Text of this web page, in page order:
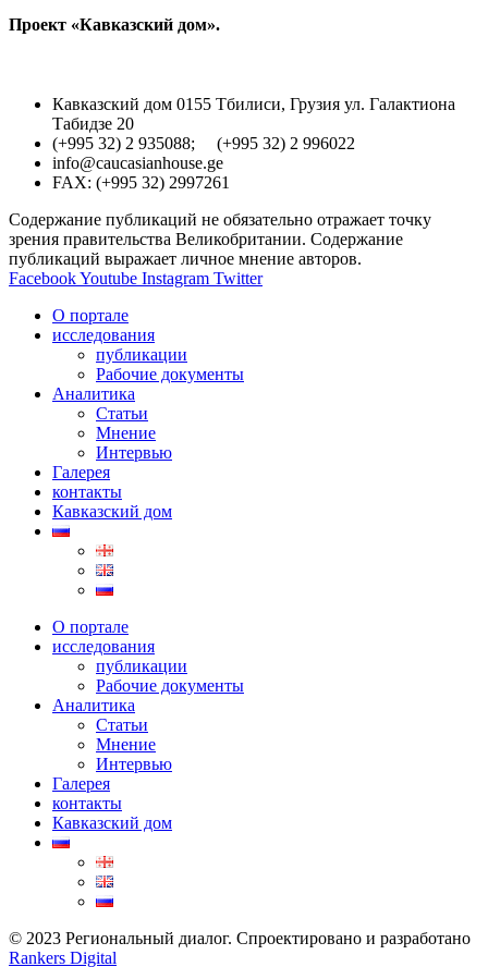
Проект «Кавказский дом».
Кавказский дом 0155 Тбилиси, Грузия ул. Галактиона
Табидзе 20
(+995 32) 2 935088; (+995 32) 2 996022
info@caucasianhouse.ge
FAX: (+995 32) 2997261
Содержание публикаций не обязательно отражает точку
зрения правительства Великобритании. Содержание
публикаций выражает личное мнение авторов.
FacebookYoutube Instagram Twitter
О портале
исследования
публикации
Рабочие документы
Аналитика
Статьи
Мнение
Интервью
Галерея
контакты
Кавказский дом
О портале
исследования
публикации
Рабочие документы
Аналитика
Статьи
Мнение
Интервью
Галерея
контакты
Кавказский дом
© 2023 Региональный диалог. Спроектировано и разработано
Rankers Digital